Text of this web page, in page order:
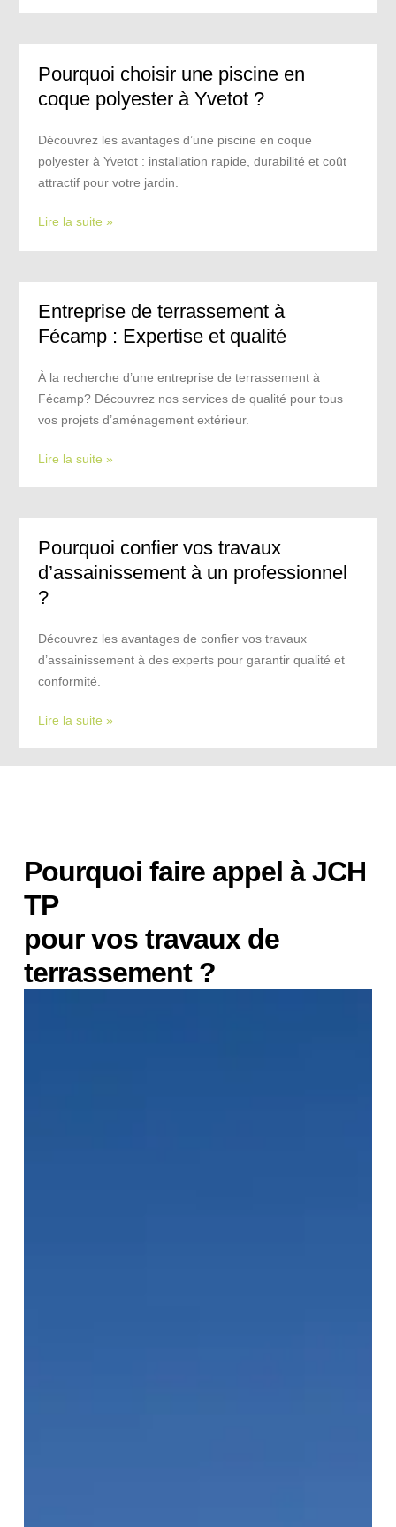
Pourquoi choisir une piscine en
coque polyester à Yvetot ?
Découvrez les avantages d’une piscine en coque
polyester à Yvetot : installation rapide, durabilité et coût
attractif pour votre jardin.
Lire la suite »
Entreprise de terrassement à
Fécamp : Expertise et qualité
À la recherche d’une entreprise de terrassement à
Fécamp? Découvrez nos services de qualité pour tous
vos projets d’aménagement extérieur.
Lire la suite »
Pourquoi confier vos travaux
d’assainissement à un professionnel
?
Découvrez les avantages de confier vos travaux
d’assainissement à des experts pour garantir qualité et
conformité.
Lire la suite »
Pourquoi faire appel à JCH
TP
pour vos travaux de
terrassement ?